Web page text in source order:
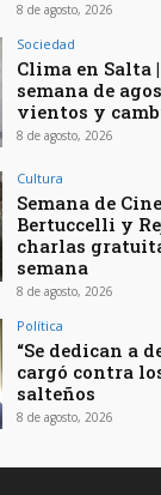
8 de agosto, 2026
Sociedad
Clima en Salta
semana de
vientos y
8 de agosto, 2026
Cultura
Semana de
Bertuccelli y
charlas
semana
8 de agosto, 2026
Política
“Se dedican a
cargó contra
salteños
8 de agosto, 2026